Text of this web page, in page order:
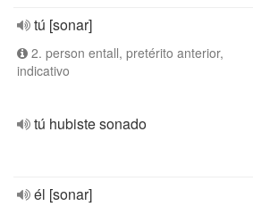
tú [sonar]
2. person entall, pretérito anterior,
indicativo
tú hubiste sonado
él [sonar]